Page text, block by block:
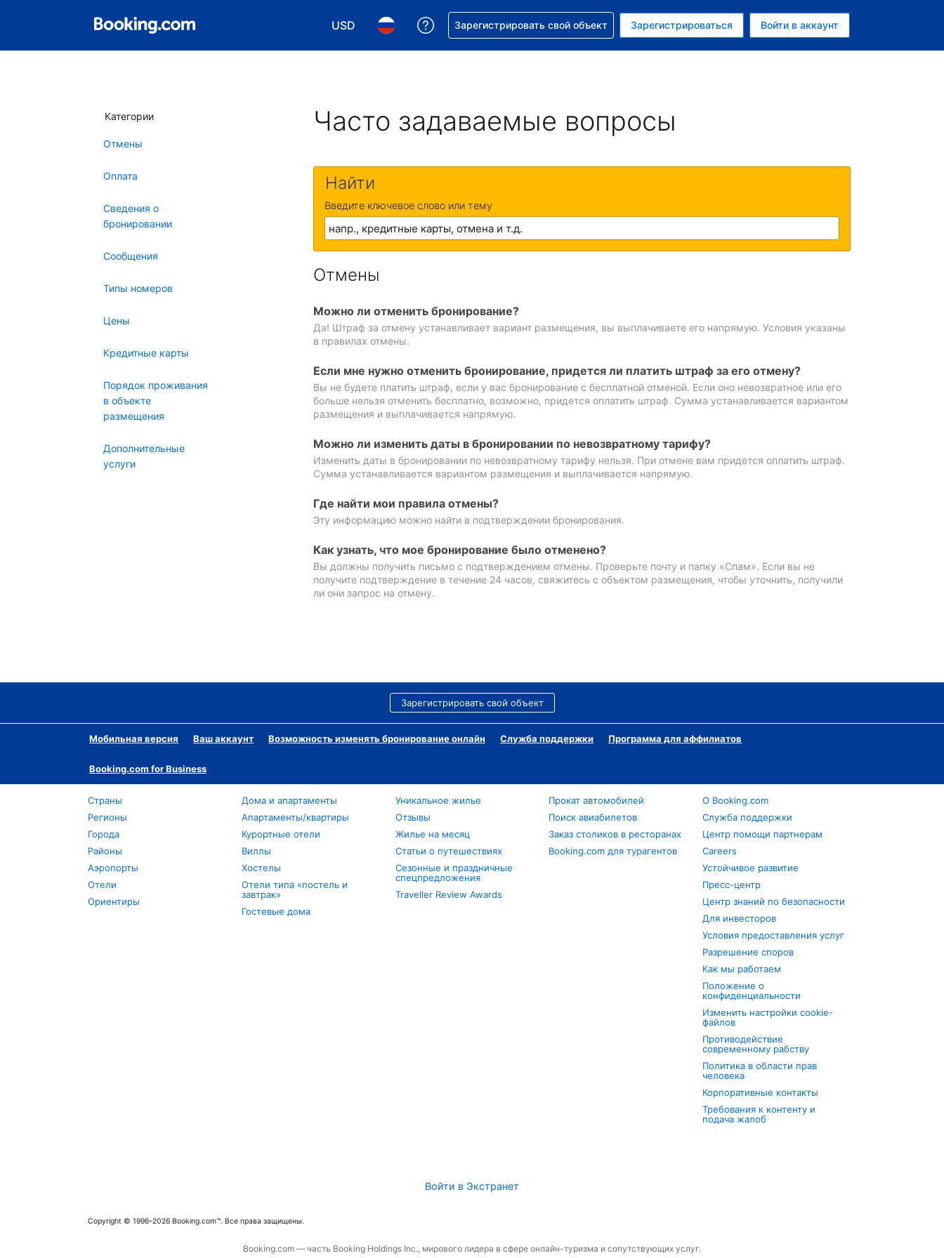
USD
Выберите валюту. Текущая валюта — Доллар США
Выберите язык. Текущий язык — На русском
Получите помощь с бронированием
Зарегистрировать свой объект Зарегистрироваться Войти в аккаунт
Категории
Отмены
Оплата
Сведения о
бронировании
Сообщения
Типы номеров
Цены
Кредитные карты
Порядок проживания
в объекте
размещения
Дополнительные
услуги
Часто задаваемые вопросы
Найти
Введите ключевое слово или тему
Отмены
Можно ли отменить бронирование?
Да! Штраф за отмену устанавливает вариант размещения, вы выплачиваете его напрямую. Условия указаны
в правилах отмены.
Если мне нужно отменить бронирование, придется ли платить штраф за его отмену?
Вы не будете платить штраф, если у вас бронирование с бесплатной отменой. Если оно невозвратное или его
больше нельзя отменить бесплатно, возможно, придется оплатить штраф. Сумма устанавливается вариантом
размещения и выплачивается напрямую.
Можно ли изменить даты в бронировании по невозвратному тарифу?
Изменить даты в бронировании по невозвратному тарифу нельзя. При отмене вам придется оплатить штраф.
Сумма устанавливается вариантом размещения и выплачивается напрямую.
Где найти мои правила отмены?
Эту информацию можно найти в подтверждении бронирования.
Как узнать, что мое бронирование было отменено?
Вы должны получить письмо с подтверждением отмены. Проверьте почту и папку «Спам». Если вы не
получите подтверждение в течение 24 часов, свяжитесь с объектом размещения, чтобы уточнить, получили
ли они запрос на отмену.
Зарегистрировать свой объект
Мобильная версия Ваш аккаунт Возможность изменять бронирование онлайн Служба поддержки Программа для аффилиатов
Booking.com for Business
Страны
Регионы
Города
Районы
Аэропорты
Отели
Ориентиры
Дома и апартаменты
Апартаменты/квартиры
Курортные отели
Виллы
Хостелы
Отели типа «постель и
завтрак»
Гостевые дома
Уникальное жилье
Отзывы
Жилье на месяц
Статьи о путешествиях
Сезонные и праздничные
спецпредложения
Traveller Review Awards
Прокат автомобилей
Поиск авиабилетов
Заказ столиков в ресторанах
Booking.com для турагентов
О Booking.com
Служба поддержки
Центр помощи партнерам
Careers
Устойчивое развитие
Пресс-центр
Центр знаний по безопасности
Для инвесторов
Условия предоставления услуг
Разрешение споров
Как мы работаем
Положение о
конфиденциальности
Изменить настройки cookie-
файлов
Противодействие
современному рабству
Политика в области прав
человека
Корпоративные контакты
Требования к контенту и
подача жалоб
Войти в Экстранет
Copyright © 1996–2026 Booking.com™. Все права защищены.
Booking.com — часть Booking Holdings Inc., мирового лидера в сфере онлайн-туризма и сопутствующих услуг.